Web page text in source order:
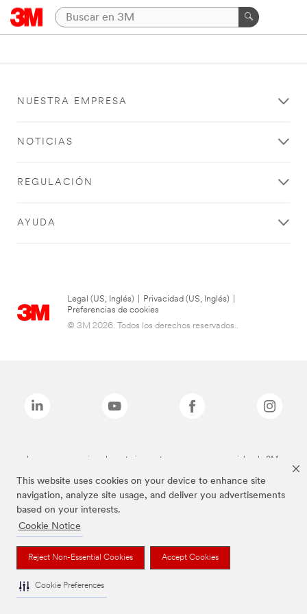
This website uses cookies on your device to enhance site
navigation, analyze site usage, and deliver you advertisements
based on your interests.
Cookie Notice
Reject Non-Essential Cookies Accept Cookies
Cookie Preferences
NUESTRA EMPRESA
NOTICIAS
REGULACIÓN
AYUDA
Legal (US, Inglés) Privacidad (US, Inglés)
Preferencias de cookies
© 3M 2026. Todos los derechos reservados..
Las marcas mencionadas anteriormente son marcas comerciales de 3M.